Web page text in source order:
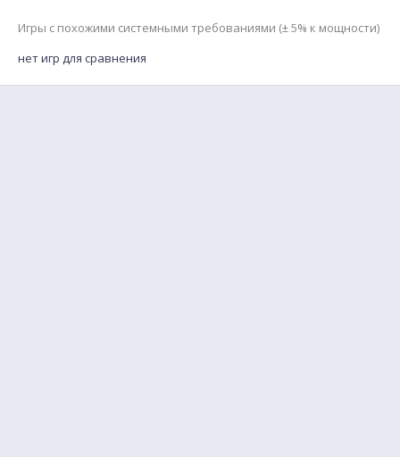
Игры с похожими системными требованиями (± 5% к мощности)
нет игр для сравнения